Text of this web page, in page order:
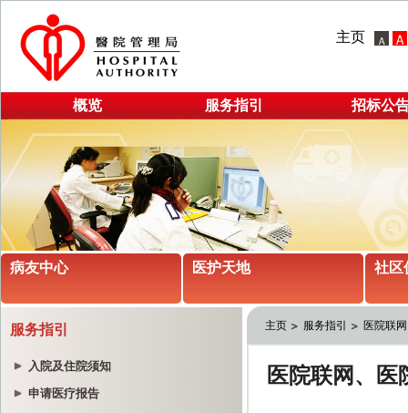
主页
概览 服务指引 招标公
病友中心 医护天地 社区
服务指引
入院及住院须知
申请医疗报告
主页 服务指引 医院联